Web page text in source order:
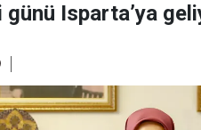
Isparta’ya